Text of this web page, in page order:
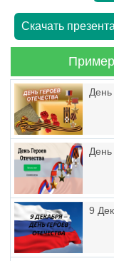
Скачать
День
День
9